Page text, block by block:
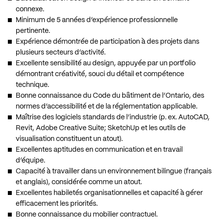
connexe.
Minimum de 5 années d’expérience professionnelle
pertinente.
Expérience démontrée de participation à des projets dans
plusieurs secteurs d’activité.
Excellente sensibilité au design, appuyée par un portfolio
démontrant créativité, souci du détail et compétence
technique.
Bonne connaissance du Code du bâtiment de l’Ontario, des
normes d’accessibilité et de la réglementation applicable.
Maîtrise des logiciels standards de l’industrie (p. ex. AutoCAD,
Revit, Adobe Creative Suite; SketchUp et les outils de
visualisation constituent un atout).
Excellentes aptitudes en communication et en travail
d’équipe.
Capacité à travailler dans un environnement bilingue (français
et anglais), considérée comme un atout.
Excellentes habiletés organisationnelles et capacité à gérer
efficacement les priorités.
Bonne connaissance du mobilier contractuel.